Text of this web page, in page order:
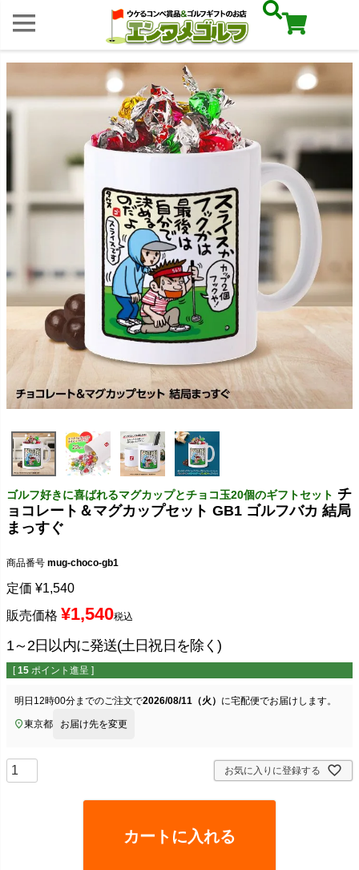
ゴルフ好きに喜ばれるマグカップとチョコ玉20個のギフトセット チ
ョコレート＆マグカップセット GB1 ゴルフバカ 結局
まっすぐ
商品番号 mug-choco-gb1
定価 ¥1,540
販売価格 ¥1,540税込
1～2日以内に発送(土日祝日を除く)
[ 15 ポイント進呈 ]
明日 12時00分までのご注文で2026/08/11（火） に宅配便でお届けします。
東京都 お届け先を変更
お気に入りに登録する
カートに入れる